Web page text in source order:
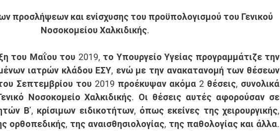
προσλήψεων και ενίσχυσης του προϋπολογισμού του Γενικού
Νοσοκομείου Χαλκιδικής.
του Μαΐου του 2019, το Υπουργείο Υγείας προγραμμάτιζε την
ιατρών κλάδου ΕΣΥ, ενώ με την ανακατανομή των θέσεων
Σεπτεμβρίου του 2019 προέκυψαν ακόμα 2 θέσεις, συνολικά
Νοσοκομείο Χαλκιδικής. Οι θέσεις αυτές αφορούσαν σε
Β’, κρίσιμων ειδικοτήτων, όπως εκείνες της χειρουργικής,
ορθοπεδικής, της αναισθησιολογίας, της παθολογίας και άλλα.